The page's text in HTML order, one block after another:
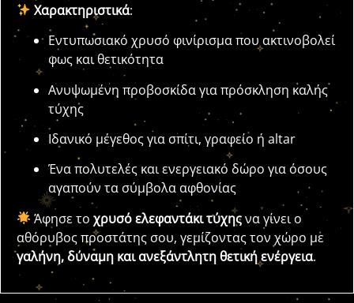
Χαρακτηριστικά:
Εντυπωσιακό χρυσό φινίρισμα που ακτινοβολεί
φως και θετικότητα
Ανυψωμένη προβοσκίδα για πρόσκληση καλής
τύχης
Ιδανικό μέγεθος για σπίτι, γραφείο ή altar
Ένα πολυτελές και ενεργειακό δώρο για όσους
αγαπούν τα σύμβολα αφθονίας
Άφησε τοχρυσό ελεφαντάκι τύχηςνα γίνει ο
αθόρυβος προστάτης σου, γεμίζοντας τον χώρο με
γαλήνη, δύναμη και ανεξάντλητη θετική ενέργεια.